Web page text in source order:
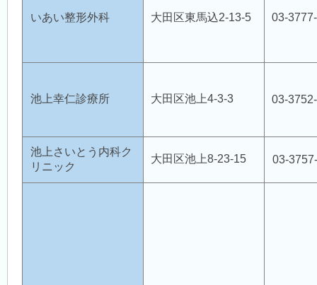
アクセス・交通
いあい整形外科 大田区東馬込2-13-5 03-
池上幸仁診療所 大田区池上4-3-3 03-
池上さいとう内科ク
リニック
大田区池上8-23-15 03-